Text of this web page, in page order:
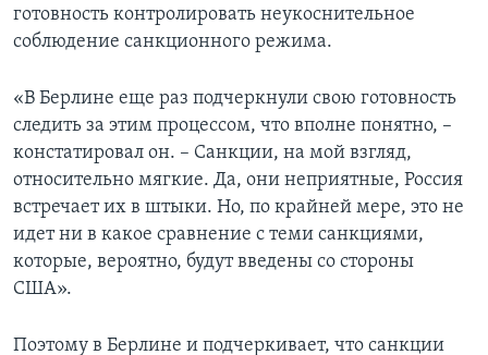
готовность контролировать неукоснительное
соблюдение санкционного режима.
«В Берлине еще раз подчеркнули свою готовность
следить за этим процессом, что вполне понятно, –
констатировал он. – Санкции, на мой взгляд,
относительно мягкие. Да, они неприятные, Россия
встречает их в штыки. Но, по крайней мере, это не
идет ни в какое сравнение с теми санкциями,
которые, вероятно, будут введены со стороны
США».
Поэтому в Берлине и подчеркивает, что санкции